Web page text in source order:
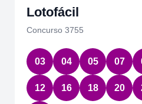
Lotofácil
Concurso 3755
03 04 05 07
12 16 18 20